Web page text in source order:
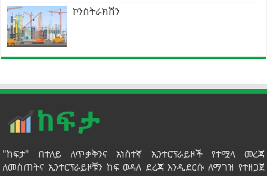
ኮንስትራክሽን
"ከፍታ" በተለይ ለጥቃቅንና አነስተኛ ኢንተርፕራይዞች የተሟላ መረጃ
ለመስጠትና ኢንተርፕራይዞቹን ከፍ ወዳለ ደረጃ እንዲደርሱ ለማገዝ የተዘጋጀ